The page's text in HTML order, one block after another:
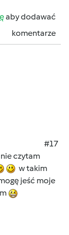
aby dodawać
komentarze
#17
czytam
w takim
jeść moje